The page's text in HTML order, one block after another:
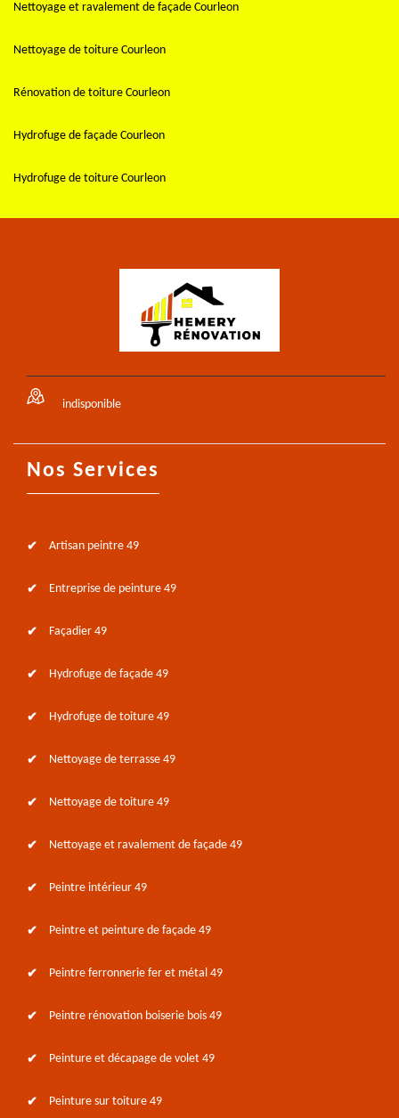
Nettoyage et ravalement de façade Courleon
Nettoyage de toiture Courleon
Rénovation de toiture Courleon
Hydrofuge de façade Courleon
Hydrofuge de toiture Courleon
indisponible
Nos Services
Artisan peintre 49
Entreprise de peinture 49
Façadier 49
Hydrofuge de façade 49
Hydrofuge de toiture 49
Nettoyage de terrasse 49
Nettoyage de toiture 49
Nettoyage et ravalement de façade 49
Peintre intérieur 49
Peintre et peinture de façade 49
Peintre ferronnerie fer et métal 49
Peintre rénovation boiserie bois 49
Peinture et décapage de volet 49
Peinture sur toiture 49